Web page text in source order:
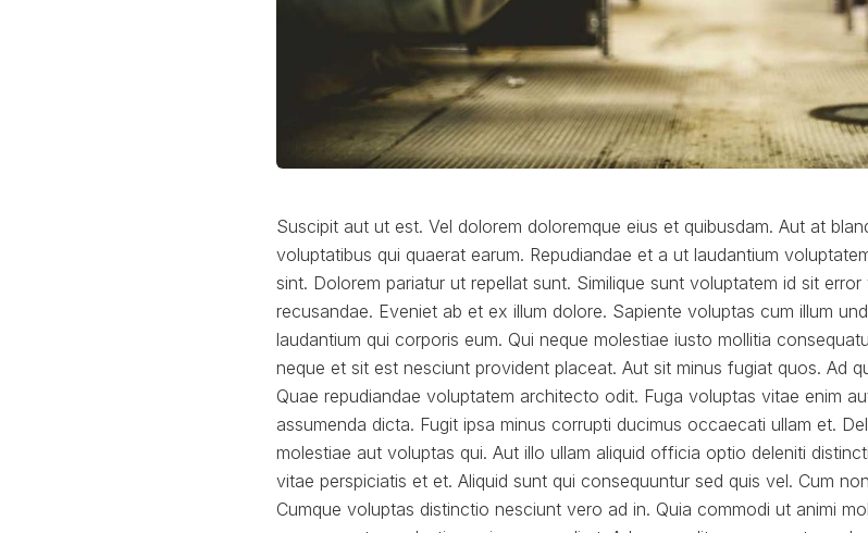
Suscipit aut ut est. Vel dolorem doloremque eius et quibusdam. Aut at
voluptatibus qui quaerat earum. Repudiandae et a ut laudantium
sint. Dolorem pariatur ut repellat sunt. Similique sunt voluptatem id sit
recusandae. Eveniet ab et ex illum dolore. Sapiente voluptas cum illum
laudantium qui corporis eum. Qui neque molestiae iusto mollitia
neque et sit est nesciunt provident placeat. Aut sit minus fugiat quos. Ad
Quae repudiandae voluptatem architecto odit. Fuga voluptas vitae enim
assumenda dicta. Fugit ipsa minus corrupti ducimus occaecati ullam et.
molestiae aut voluptas qui. Aut illo ullam aliquid officia optio deleniti
vitae perspiciatis et et. Aliquid sunt qui consequuntur sed quis vel. Cum
Cumque voluptas distinctio nesciunt vero ad in. Quia commodi ut animi